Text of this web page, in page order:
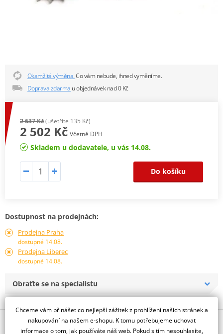
Okamžitá výměna.Co vám nebude, ihned vyměníme.
Doprava zdarma u objednávek nad 0 Kč
2 637 Kč(ušetříte 135 Kč)
2 502 Kč Včetně DPH
Skladem u dodavatele, u vás 14.08.
Do košíku
Dostupnost na prodejnách:
Prodejna Praha
dostupné 14.08.
Prodejna Liberec
dostupné 14.08.
Obraťte se na specialistu
Popis a parametry
Chceme vám přinášet co nejlepší zážitek z prohlížení našich stránek a
nakupování na našem e-shopu. K tomu potřebujeme uchovat
informace o tom, jak používáte náš web. Pokud s tím nesouhlasíte,